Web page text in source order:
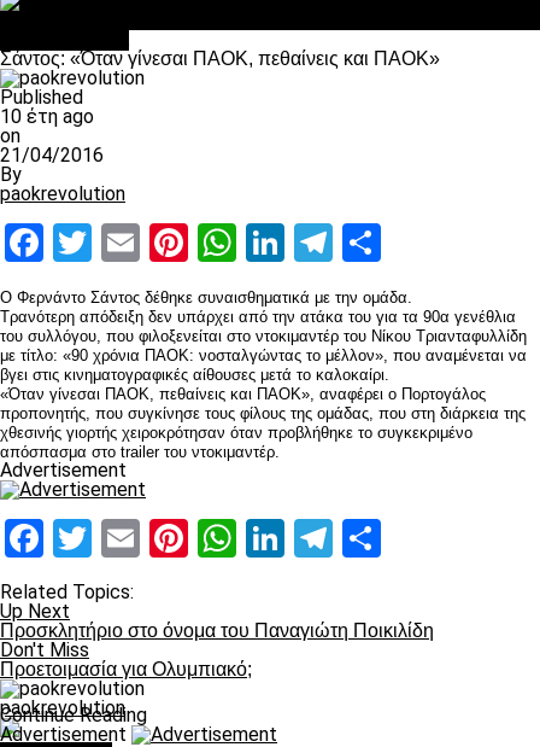
Σάντος: «Όταν γίνεσαι ΠΑΟΚ, πεθαίνεις και ΠΑΟΚ»
Published
10 έτη ago
on
21/04/2016
By
paokrevolution
Facebook
Twitter
EmailPinterest
WhatsApp
LinkedIn
Telegram
O Φερνάντο Σάντος δέθηκε συναισθηματικά με την ομάδα.
Τρανότερη απόδειξη δεν υπάρχει από την ατάκα του για τα 90α γενέθλια
του συλλόγου, που φιλοξενείται στο ντοκιμαντέρ του Νίκου Τριανταφυλλίδη
με τίτλο: «90 χρόνια ΠΑΟΚ: νοσταλγώντας το μέλλον», που αναμένεται να
βγει στις κινηματογραφικές αίθουσες μετά το καλοκαίρι.
«Όταν γίνεσαι ΠΑΟΚ, πεθαίνεις και ΠΑΟΚ», αναφέρει ο Πορτογάλος
προπονητής, που συγκίνησε τους φίλους της ομάδας, που στη διάρκεια της
χθεσινής γιορτής χειροκρότησαν όταν προβλήθηκε το συγκεκριμένο
απόσπασμα στο trailer του ντοκιμαντέρ.
Advertisement
Facebook
Twitter
EmailPinterest
WhatsApp
LinkedIn
Telegram
Related Topics:
Up Next
Προσκλητήριο στο όνομα του Παναγιώτη Ποικιλίδη
Don't Miss
Προετοιμασία για Ολυμπιακό;
paokrevolution
Continue Reading
Advertisement